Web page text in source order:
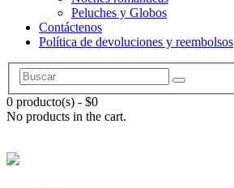
Peluches y Globos
Contáctenos
Política de devoluciones y reembolsos
0 producto(s) - $0
No products in the cart.